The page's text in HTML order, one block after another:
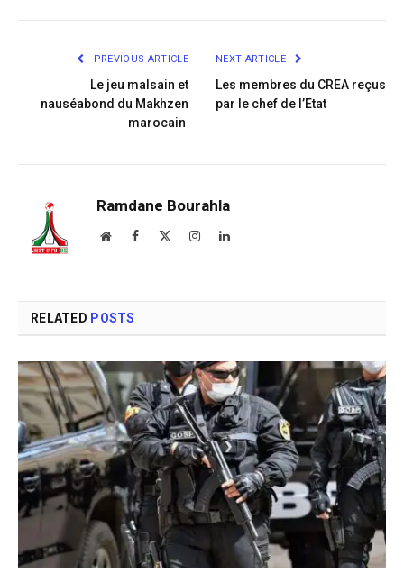
PREVIOUS ARTICLE
Le jeu malsain et
nauséabond du Makhzen
marocain
NEXT ARTICLE
Les membres du CREA reçus
par le chef de l’Etat
Ramdane Bourahla
WebsiteFacebook InstagramLinkedIn
RELATED POSTS